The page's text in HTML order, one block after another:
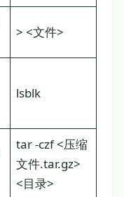
> <文件>
lsblk
tar -czf <压缩
文件.tar.gz>
<目录>